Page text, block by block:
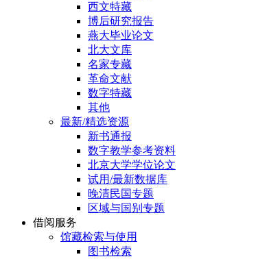
西文特藏
博后研究报告
燕大毕业论文
北大文库
名家专藏
革命文献
数字特藏
其他
最新/精选资源
新书通报
数字教学参考资料
北京大学学位论文
试用/最新数据库
晚清民国专题
区域与国别专题
借阅服务
馆藏检索与使用
图书检索